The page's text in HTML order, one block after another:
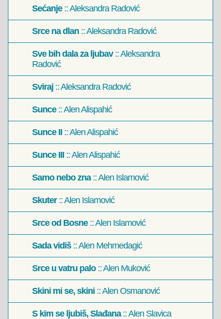
Sećanje:: Aleksandra Radović
Srce na dlan :: Aleksandra Radović
Sve bih dala za ljubav:: Aleksandra
Radović
Sviraj :: Aleksandra Radović
Sunce:: Alen Alispahić
Sunce II :: Alen Alispahić
Sunce III :: Alen Alispahić
Samo nebo zna:: Alen Islamović
Skuter:: Alen Islamović
Srce od Bosne:: Alen Islamović
Sada vidiš:: Alen Mehmedagić
Srce u vatru palo:: Alen Muković
Skini mi se, skini :: Alen Osmanović
S kim se ljubiš, Slađana:: Alen Slavica